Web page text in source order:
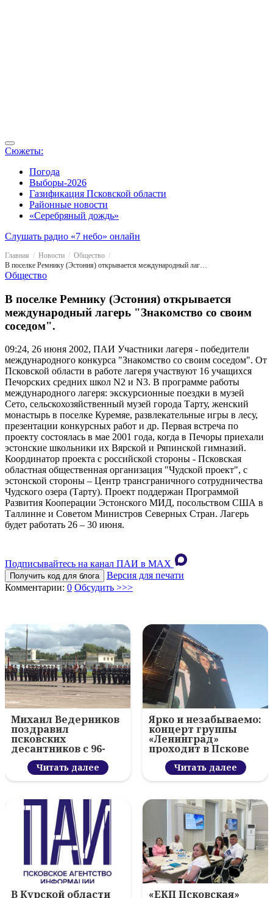
Сюжеты:
Погода
Выборы-2026
Газификация Псковской области
Районные новости
«Серебряный дождь»
Слушать радио «7 небо» онлайн
Главная Новости
Общество
В поселке Ремнику (Эстония) открывается международный лагерь "Знакомство со своим соседом".
Общество
В поселке Ремнику (Эстония) открывается
международный лагерь "Знакомство со своим
соседом".
09:24, 26 июня 2002, ПАИ Участники лагеря - победители
международного конкурса "Знакомство со своим соседом". От
Псковской области в работе лагеря участвуют 16 учащихся
Печорских средних школ N2 и N3. В программе работы
международного лагеря: экскурсионные поездки в музей
Сето, сельскохозяйственный музей города Тарту, женский
монастырь в поселке Куремяе, развлекательные игры в лесу,
презентации конкурсных работ и др. Первая встреча по
проекту состоялась в мае 2001 года, когда в Печоры приехали
эстонские школьники их Вярской и Ряпинской гимназий.
Координатор проекта с российской стороны - Псковская
областная общественная организация "Чудской проект", с
эстонской стороны – Центр трансграничного сотрудничества
Чудского озера (Тарту). Проект поддержан Программой
Развития Кооперации Эстонского МИД, посольством США в
Таллинне и Советом Министров Северных Стран. Лагерь
будет работать 26 – 30 июня.
Подписывайтесь на канал ПАИ в MAХ
Получить код для блога
Версия для печати
Комментарии: 0 Обсудить >>>
Михаил Ведерников
поздравил
псковских
десантников с 96-
летием ВДВ и
вручил награды
Читать далее
Ярко и незабываемо:
концерт группы
«Ленинград»
проходит в Пскове
Читать далее
В Курской области «ЕКП Псковская»